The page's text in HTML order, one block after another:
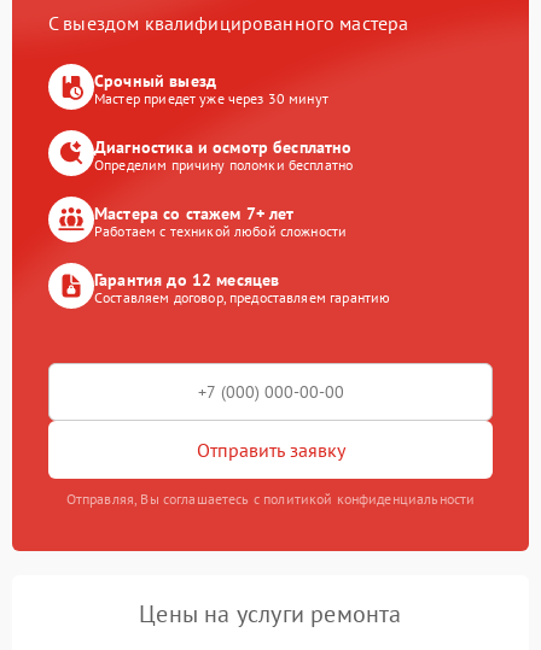
С выездом квалифицированного мастера
Срочный выезд
Мастер приедет уже через 30 минут
Диагностика и осмотр бесплатно
Определим причину поломки бесплатно
Мастера со стажем 7+ лет
Работаем с техникой любой сложности
Гарантия до 12 месяцев
Составляем договор, предоставляем гарантию
Отправить заявку
Отправляя, Вы соглашаетесь с политикой конфиденциальности
Цены на услуги ремонта